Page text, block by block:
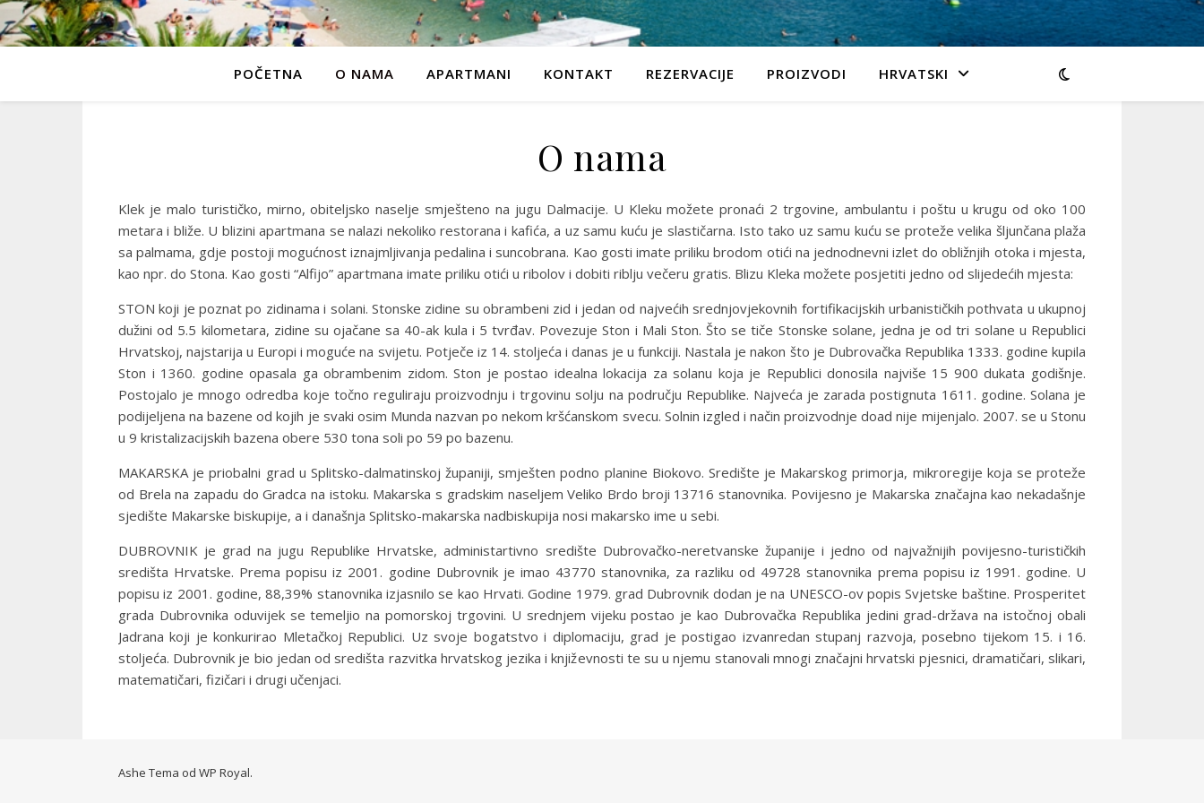
POČETNA O NAMA APARTMANI KONTAKT REZERVACIJE PROIZVODI HRVATSKI
O nama
Klek je malo turističko, mirno, obiteljsko naselje smješteno na jugu Dalmacije. U Kleku možete pronaći 2 trgovine, ambulantu i poštu u krugu od oko 100
metara i bliže. U blizini apartmana se nalazi nekoliko restorana i kafića, a uz samu kuću je slastičarna. Isto tako uz samu kuću se proteže velika šljunčana plaža
sa palmama, gdje postoji mogućnost iznajmljivanja pedalina i suncobrana. Kao gosti imate priliku brodom otići na jednodnevni izlet do obližnjih otoka i mjesta,
kao npr. do Stona. Kao gosti “Alfijo” apartmana imate priliku otići u ribolov i dobiti riblju večeru gratis. Blizu Kleka možete posjetiti jedno od slijedećih mjesta:
STON koji je poznat po zidinama i solani. Stonske zidine su obrambeni zid i jedan od najvećih srednjovjekovnih fortifikacijskih urbanističkih pothvata u ukupnoj
dužini od 5.5 kilometara, zidine su ojačane sa 40-ak kula i 5 tvrđav. Povezuje Ston i Mali Ston. Što se tiče Stonske solane, jedna je od tri solane u Republici
Hrvatskoj, najstarija u Europi i moguće na svijetu. Potječe iz 14. stoljeća i danas je u funkciji. Nastala je nakon što je Dubrovačka Republika 1333. godine kupila
Ston i 1360. godine opasala ga obrambenim zidom. Ston je postao idealna lokacija za solanu koja je Republici donosila najviše 15 900 dukata godišnje.
Postojalo je mnogo odredba koje točno reguliraju proizvodnju i trgovinu solju na području Republike. Najveća je zarada postignuta 1611. godine. Solana je
podijeljena na bazene od kojih je svaki osim Munda nazvan po nekom kršćanskom svecu. Solnin izgled i način proizvodnje doad nije mijenjalo. 2007. se u Stonu
u 9 kristalizacijskih bazena obere 530 tona soli po 59 po bazenu.
MAKARSKA je priobalni grad u Splitsko-dalmatinskoj županiji, smješten podno planine Biokovo. Središte je Makarskog primorja, mikroregije koja se proteže
od Brela na zapadu do Gradca na istoku. Makarska s gradskim naseljem Veliko Brdo broji 13716 stanovnika. Povijesno je Makarska značajna kao nekadašnje
sjedište Makarske biskupije, a i današnja Splitsko-makarska nadbiskupija nosi makarsko ime u sebi.
DUBROVNIK je grad na jugu Republike Hrvatske, administartivno središte Dubrovačko-neretvanske županije i jedno od najvažnijih povijesno-turističkih
središta Hrvatske. Prema popisu iz 2001. godine Dubrovnik je imao 43770 stanovnika, za razliku od 49728 stanovnika prema popisu iz 1991. godine. U
popisu iz 2001. godine, 88,39% stanovnika izjasnilo se kao Hrvati. Godine 1979. grad Dubrovnik dodan je na UNESCO-ov popis Svjetske baštine. Prosperitet
grada Dubrovnika oduvijek se temeljio na pomorskoj trgovini. U srednjem vijeku postao je kao Dubrovačka Republika jedini grad-država na istočnoj obali
Jadrana koji je konkurirao Mletačkoj Republici. Uz svoje bogatstvo i diplomaciju, grad je postigao izvanredan stupanj razvoja, posebno tijekom 15. i 16.
stoljeća. Dubrovnik je bio jedan od središta razvitka hrvatskog jezika i književnosti te su u njemu stanovali mnogi značajni hrvatski pjesnici, dramatičari, slikari,
matematičari, fizičari i drugi učenjaci.
Ashe Tema od WP Royal.